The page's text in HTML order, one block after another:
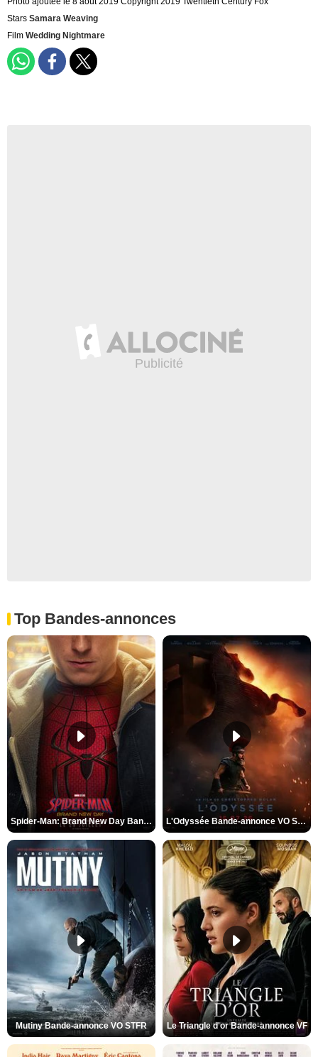
Stars Samara Weaving
Film Wedding Nightmare
Top Bandes-annonces
Spider-Man: Brand New Day Bande-annonce VO STFR L'Odyssée Bande-annonce VO STFR
Mutiny Bande-annonce VO STFR Le Triangle d'or Bande-annonce VF